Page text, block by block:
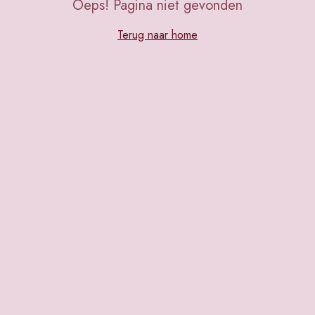
Oeps! Pagina niet gevonden
Terug naar home